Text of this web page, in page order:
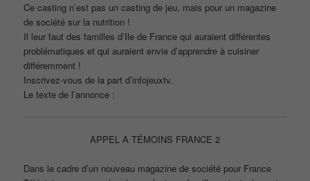
Ce casting n’est pas un casting de jeu, mais pour un magazine
de société sur la nutrition !
Il leur faut des familles d’Ile de France qui auraient différentes
problématiques et qui auraient envie d’apprendre à cuisiner
différemment !
Inscrivez-vous de la part d’infojeuxtv.
Le texte de l’annonce :
APPEL A TÉMOINS FRANCE 2
Dans le cadre d’un nouveau magazine de société pour France